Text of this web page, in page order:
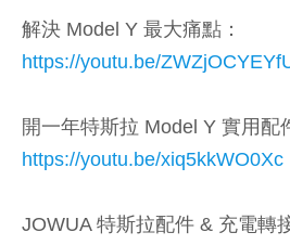
解決 Model Y 最大痛點：
https://youtu.be/
開一年特斯拉 Model Y 實用配
https://youtu.be/xiq5kkWO0Xc
JOWUA 特斯拉配件 & 充電轉